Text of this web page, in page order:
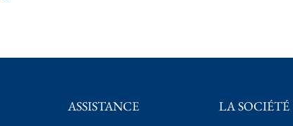
ASSISTANCE LA SOCIÉTÉ